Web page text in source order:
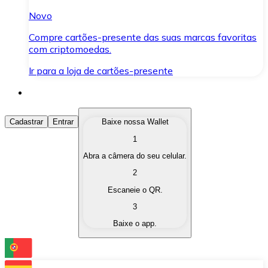
Novo
Compre cartões-presente das suas marcas favoritas
com criptomoedas.
Ir para a loja de cartões-presente
Comprar Criptomoedas
Compre as criptomoedas de seu interesse de forma
Converta suas criptomoedas em moeda fiduciária
Troque uma criptomoeda por outra
Cadastrar Entrar
Baixe nossa Wallet
1
Abra a câmera do seu celular.
2
Escaneie o QR.
3
Baixe o app.